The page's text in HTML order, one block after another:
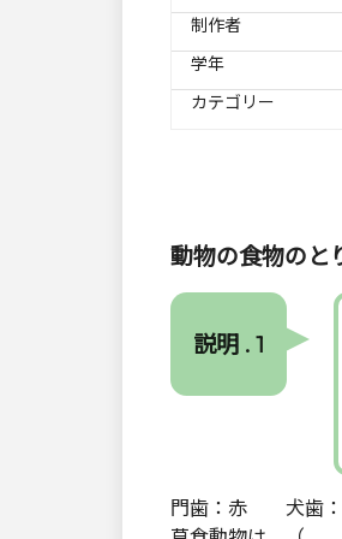
制作者
学年
カテゴリー
動物の食物のと
説明 . 1
門歯：赤 犬歯